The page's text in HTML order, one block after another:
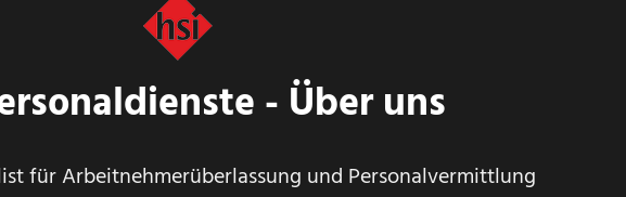
- Über uns
für Arbeitnehmerüberlassung und Personalvermittlung